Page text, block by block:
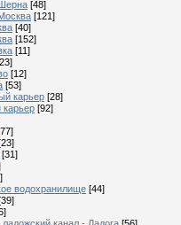
[48]
[121]
[40]
[152]
[11]
[12]
[53]
карьер [28]
[92]
[31]
водохранилище [44]